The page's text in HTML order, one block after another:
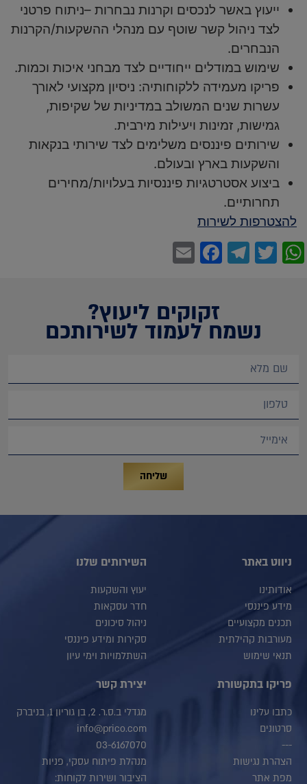
ייעוץ באשר לנכסים וקרנות נבחרות –ניתוח פרטני
לצד ניהול קשר שוטף עם מנהלי ההשקעות/הקרנות
הנבחרים.
שימוש במודלים ייחודיים לצד מבחני איכות וכמות.
פריקו מעמידה ללקוחותיה: ניסיון מקצועי לאורך
עשרות שנים המשולב במדיניות של שקיפות,
גמישות, זמינות ויעילות מירבית.
שירותים פיננסים משלימים לצד שירותי בנקאות
והשקעות בארץ ובעולם.
ביצוע אסטרטגיות פיננסיות בעלויות/מחירים
תחרותיים.
להצטרפות לשירות
WhatsApp
Twitter
Telegram
Facebook
זקוקים ליעוץ?
נשמח לעמוד לשירותכם
שליחה
ניווט באתר
אודותינו
מידע פיננסי
תכנים מקצועיים
מעורבות קהילתית
תנאי שימוש
השירותים שלנו
יעוץ והשקעות
חדר עסקאות
ניהול סיכונים
סקירות ומידע פיננסי
השתלמויות וימי עיון
פריקו בתקשורת
כתבו עלינו
סרטונים
---
הצהרת נגישות
מפת אתר
יצירת קשר
מגדלי ב.ס.ר. 2, בן גוריון 1, בניברק
info@prico.com
03-6167070
מנהלת פיתוח עסקי, פניות
הציבור ושירות לקוחות: